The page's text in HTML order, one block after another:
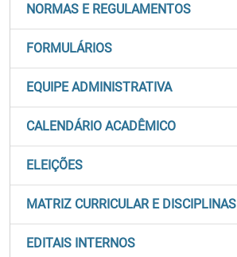
NORMAS E REGULAMENTOS
FORMULÁRIOS
EQUIPE ADMINISTRATIVA
CALENDÁRIO ACADÊMICO
ELEIÇÕES
MATRIZ CURRICULAR E DISCIPLINAS
EDITAIS INTERNOS